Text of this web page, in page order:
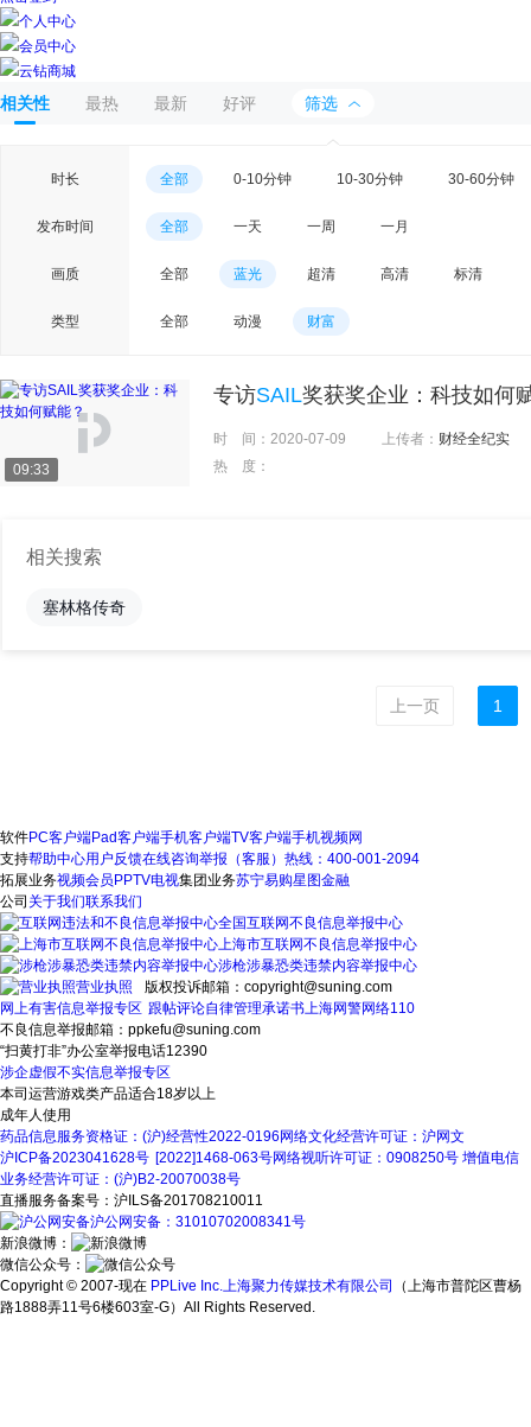
个人中心
会员中心
云钻商城
相关性 最热 最新 好评 筛选
时长 全部 0-10分钟 10-30分钟 30-60分钟
发布时间 全部 一天 一周 一月
画质 全部 蓝光 超清 高清 标清
类型 全部 动漫 财富
09:33
专访SAIL奖获奖企业：科技如何
时 间： 2020-07-09 上传者： 财经全纪实
热 度：
相关搜索
塞林格传奇
上一页 1
软件PC客户端Pad客户端手机客户端TV客户端手机视频网
支持帮助中心用户反馈在线咨询举报（客服）热线：400-001-2094
拓展业务视频会员 PPTV电视集团业务苏宁易购星图金融
公司 关于我们联系我们
全国互联网不良信息举报中心
上海市互联网不良信息举报中心
涉枪涉暴恐类违禁内容举报中心
营业执照
版权投诉邮箱：copyright@suning.com
跟帖评论自律管理承诺书
网上有害信息举报专区
上海网警网络110
不良信息举报邮箱：ppkefu@suning.com
“扫黄打非”办公室举报电话12390
涉企虚假不实信息举报专区
本司运营游戏类产品适合18岁以上
成年人使用
药品信息服务资格证：(沪)经营性2022-0196 网络文化经营许可证：沪网文
[2022]1468-063号
沪ICP备2023041628号 网络视听许可证：0908250号 增值电信
业务经营许可证：(沪)B2-20070038号
直播服务备案号：沪ILS备201708210011
沪公网安备：31010702008341号
新浪微博：
微信公众号：
Copyright © 2007-现在 PPLive Inc.上海聚力传媒技术有限公司
（上海市普陀区曹杨
路1888弄11号6楼603室-G）All Rights Reserved.